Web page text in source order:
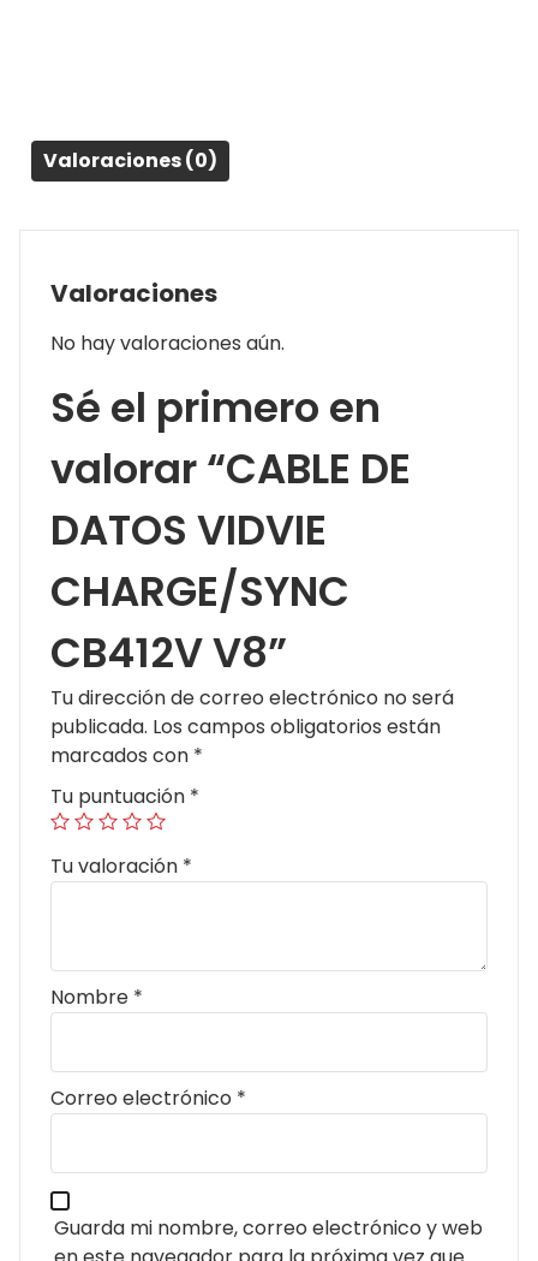
Valoraciones (0)
Valoraciones
No hay valoraciones aún.
Sé el primero en
valorar “CABLE DE
DATOS VIDVIE
CHARGE/SYNC
CB412V V8”
Tu dirección de correo electrónico no será
publicada. Los campos obligatorios están
marcados con *
Tu puntuación *
Tu valoración *
Nombre *
Correo electrónico *
Guarda mi nombre, correo electrónico y web